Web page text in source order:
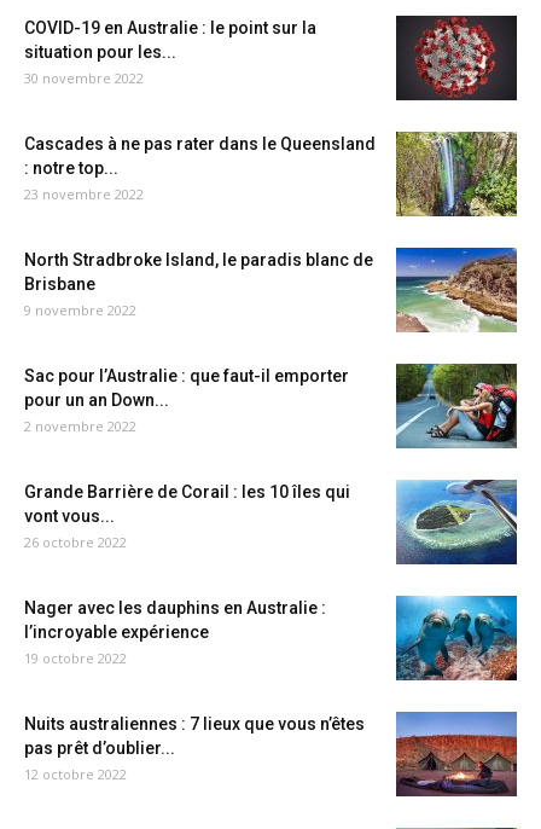
COVID-19 en Australie : le point sur la
situation pour les...
30 novembre 2022
Cascades à ne pas rater dans le Queensland
: notre top...
23 novembre 2022
North Stradbroke Island, le paradis blanc de
Brisbane
9 novembre 2022
Sac pour l’Australie : que faut-il emporter
pour un an Down...
2 novembre 2022
Grande Barrière de Corail : les 10 îles qui
vont vous...
26 octobre 2022
Nager avec les dauphins en Australie :
l’incroyable expérience
19 octobre 2022
Nuits australiennes : 7 lieux que vous n’êtes
pas prêt d’oublier...
12 octobre 2022